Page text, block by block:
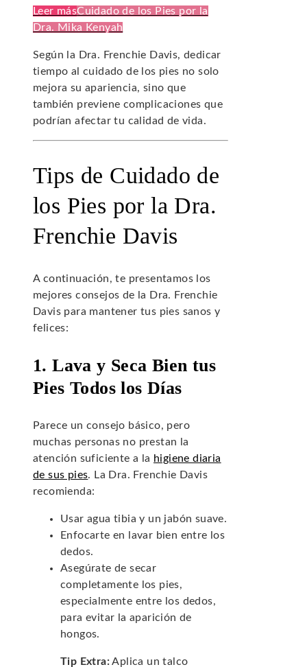
Leer másCuidado de los Pies por la
Dra. Mika Kenyah
Según la Dra. Frenchie Davis, dedicar
tiempo al cuidado de los pies no solo
mejora su apariencia, sino que
también previene complicaciones que
podrían afectar tu calidad de vida.
Tips de Cuidado de
los Pies por la Dra.
Frenchie Davis
A continuación, te presentamos los
mejores consejos de la Dra. Frenchie
Davis para mantener tus pies sanos y
felices:
1. Lava y Seca Bien tus
Pies Todos los Días
Parece un consejo básico, pero
muchas personas no prestan la
atención suficiente a la higiene diaria
de sus pies. La Dra. Frenchie Davis
recomienda:
Usar agua tibia y un jabón suave.
Enfocarte en lavar bien entre los
dedos.
Asegúrate de secar
completamente los pies,
especialmente entre los dedos,
para evitar la aparición de
hongos.
Tip Extra:Aplica un talco